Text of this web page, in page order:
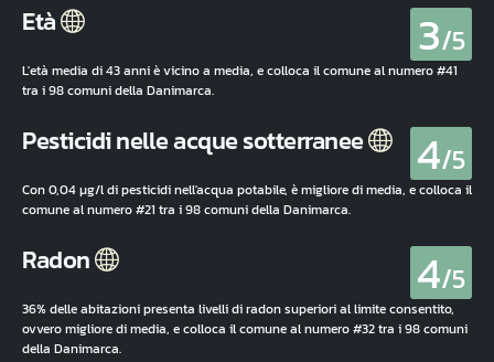
Età 3/5
L'età media di 43 anni è vicino a media, e colloca il comune al numero #41
tra i 98 comuni della Danimarca.
Pesticidi nelle acque sotterranee 4/5
Con 0,04 µg/l di pesticidi nell'acqua potabile, è migliore di media, e colloca il
comune al numero #21 tra i 98 comuni della Danimarca.
Radon 4/5
36% delle abitazioni presenta livelli di radon superiori al limite consentito,
ovvero migliore di media, e colloca il comune al numero #32 tra i 98 comuni
della Danimarca.